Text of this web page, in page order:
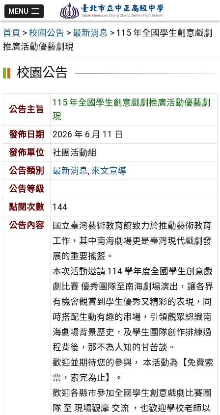
跳
至
主
要
MENU
首頁 > 校園公告 > 最新消息 > 115 年全國學生創意戲劇
推廣活動優藝劇現
校園公告
公告主旨
115 年全國學生創意戲劇推廣活動優藝劇
現
發佈日期
2026 年 6 月 11 日
發佈單位
社團活動組
公告類別
最新消息, 來文宣導
公告等級
點閱次數
144
公告內容
國立臺灣藝術教育館致力於推動藝術教育
工作，其中南海劇場更是臺灣現代戲劇發
展的重要搖籃。
本次活動邀請 114 學年度全國學生創意戲
劇比賽 優秀團隊至南海劇場演出，讓各界
有機會觀賞到學生優秀又精彩的表現，同
時搭配生動有趣的串場，引領觀眾認識南
海劇場背景歷史，及學生團隊創作排練過
程背後，那不為人知的甘苦談。
歡迎並期待您的參與， 本活動為【免費索
票，索完為止】。
歡迎各縣市參加全國學生創意戲劇比賽團
隊 至 現場觀摩 交流 ，也歡迎學校老師以